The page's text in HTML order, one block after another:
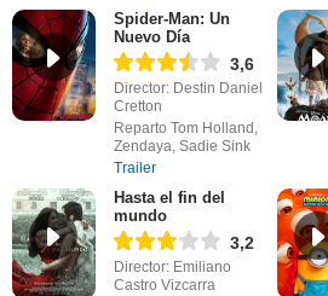
Spider-Man: Un
Nuevo Día
3,6
Director: Destin Daniel
Cretton
Reparto Tom Holland,
Zendaya, Sadie Sink
Trailer
Hasta el fin del
mundo
3,2
Director: Emiliano
Castro Vizcarra